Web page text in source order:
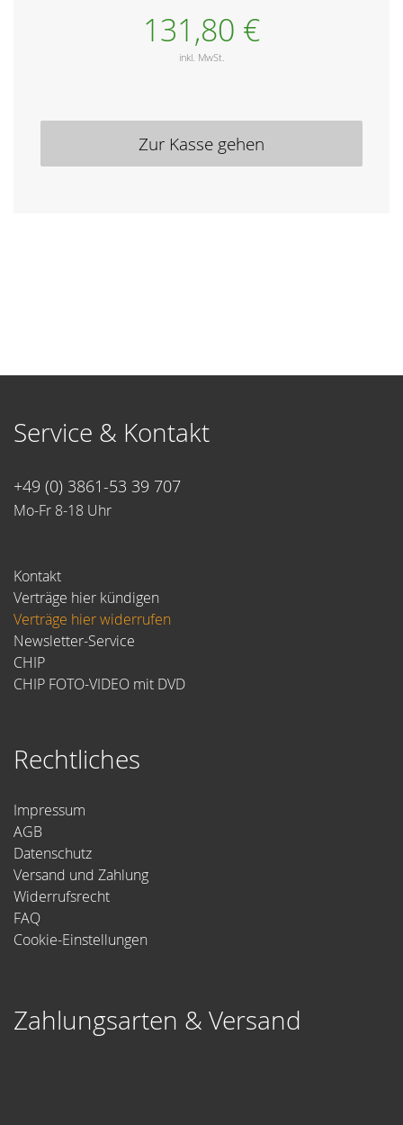
131,80 €
inkl. MwSt.
Zur Kasse gehen
Service & Kontakt
+49 (0) 3861-53 39 707
Mo-Fr 8-18 Uhr
Kontakt
Verträge hier kündigen
Verträge hier widerrufen
Newsletter-Service
CHIP
CHIP FOTO-VIDEO mit DVD
Rechtliches
Impressum
AGB
Datenschutz
Versand und Zahlung
Widerrufsrecht
FAQ
Cookie-Einstellungen
Zahlungsarten & Versand